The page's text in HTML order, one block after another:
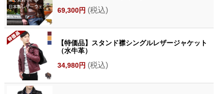
69,300円 (税込)
【特価品】スタンド襟シングルレザージャケット
（水牛革）
34,980円 (税込)